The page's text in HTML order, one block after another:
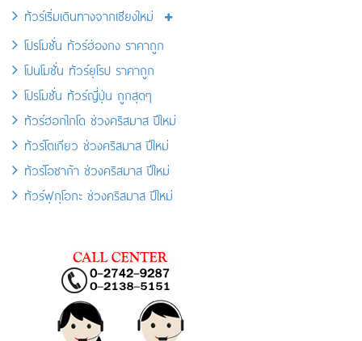
ทัวร์เริ่มเดินทางจากเชียงใหม่
โปรโมชั่น ทัวร์ฮ่องกง ราคาถูก
โปนโมชั่น ทัวร์ยุโรป ราคาถูก
โปรโมชั่น ทัวร์ญี่ปุ่น ถูกสุดๆ
ทัวร์ฮอกไกโด ช่วงคริสมาส ปีใหม่
ทัวร์โตเกียว ช่วงคริสมาส ปีใหม่
ทัวร์โอซาก้า ช่วงคริสมาส ปีใหม่
ทัวร์ฟุกุโอกะ ช่วงคริสมาส ปีใหม่